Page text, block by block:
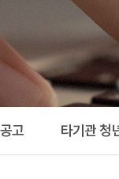
고 타기관 청